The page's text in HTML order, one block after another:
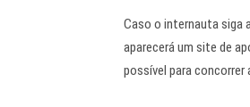
Caso o internauta siga
aparecerá um site de
possível para concorrer